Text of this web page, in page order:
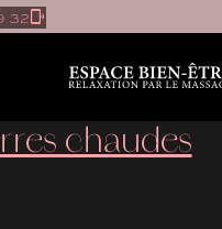
32
chaudes